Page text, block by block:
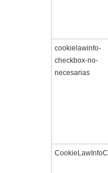
cookielawinfo-
checkbox-no-
necesarias